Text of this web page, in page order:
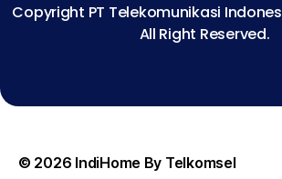
Copyright PT Telekomunikasi
All Right Reserved.
© 2026 IndiHome By Telkomsel